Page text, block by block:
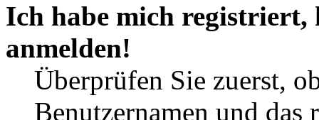
Ich habe mich
anmelden!
Überprüfen Sie zuerst,
Benutzernamen und das